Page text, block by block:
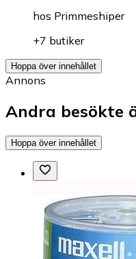
hos Primmeshiper
+7 butiker
Hoppa över innehållet
Annons
Andra besökte
Hoppa över innehållet